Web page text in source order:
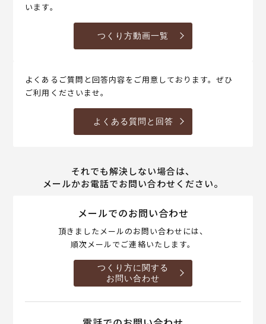
います。
つくり方動画一覧
よくあるご質問と回答内容をご用意しております。ぜひ
ご利用くださいませ。
よくある質問と回答
それでも解決しない場合は、
メールかお電話でお問い合わせください。
メールでのお問い合わせ
頂きましたメールのお問い合わせには、
順次メールでご連絡いたします。
つくり方に関する
お問い合わせ